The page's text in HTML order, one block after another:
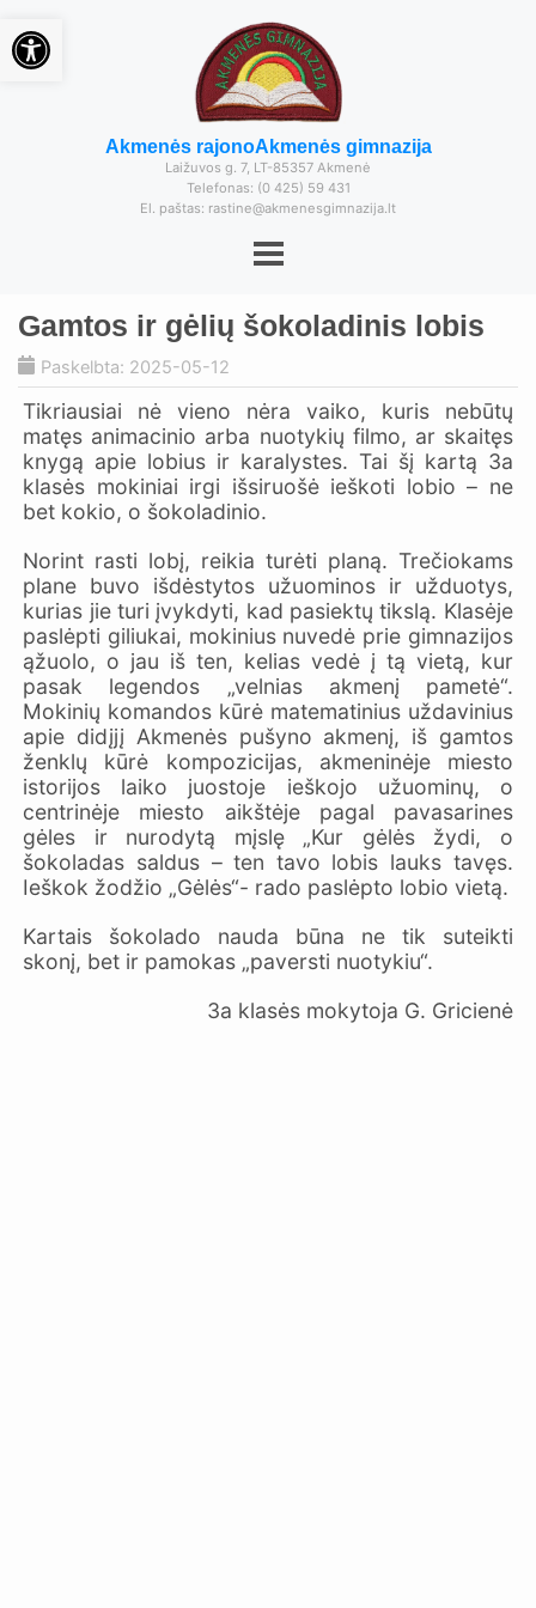
Akmenės rajonoAkmenės gimnazija
Laižuvos g. 7, LT-85357 Akmenė
Telefonas: (0 425) 59 431
El. paštas: rastine@akmenesgimnazija.lt
Gamtos ir gėlių šokoladinis lobis
Paskelbta: 2025-05-12
Tikriausiai nė vieno nėra vaiko, kuris nebūtų
matęs animacinio arba nuotykių filmo, ar skaitęs
knygą apie lobius ir karalystes. Tai šį kartą 3a
klasės mokiniai irgi išsiruošė ieškoti lobio – ne
bet kokio, o šokoladinio.
Norint rasti lobį, reikia turėti planą. Trečiokams
plane buvo išdėstytos užuominos ir užduotys,
kurias jie turi įvykdyti, kad pasiektų tikslą. Klasėje
paslėpti giliukai, mokinius nuvedė prie gimnazijos
ąžuolo, o jau iš ten, kelias vedė į tą vietą, kur
pasak legendos „velnias akmenį pametė“.
Mokinių komandos kūrė matematinius uždavinius
apie didįjį Akmenės pušyno akmenį, iš gamtos
ženklų kūrė kompozicijas, akmeninėje miesto
istorijos laiko juostoje ieškojo užuominų, o
centrinėje miesto aikštėje pagal pavasarines
gėles ir nurodytą mįslę „Kur gėlės žydi, o
šokoladas saldus – ten tavo lobis lauks tavęs.
Ieškok žodžio „Gėlės“- rado paslėpto lobio vietą.
Kartais šokolado nauda būna ne tik suteikti
skonį, bet ir pamokas „paversti nuotykiu“.
3a klasės mokytoja G. Gricienė
Open toolbar